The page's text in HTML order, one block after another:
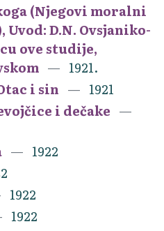
(Njegovi moralni
D.N. Ovsjaniko-
ove studije,
1921.
i sin
1921
i dečake
1922
1922
1922